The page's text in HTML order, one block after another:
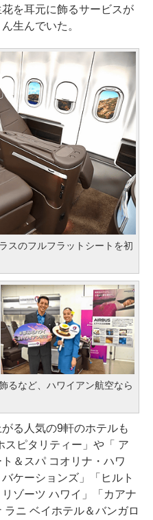
を耳元に飾るサービスが
生んでいた。
スのフルフラットシートを初
るなど、ハワイアン航空なら
る人気の9軒のホテルも
スピタリティー」や「 ア
＆スパ コオリナ・ハワ
ケーションズ」「ヒルト
ゾーツ ハワイ」「カアナ
ニ ベイホテル＆バンガロ